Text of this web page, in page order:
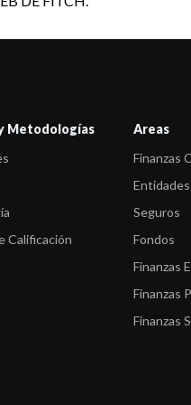
Metodologías
Calificación
Areas
Finanzas
Seguros
Fondos
Finanzas
Finanzas
Finanzas